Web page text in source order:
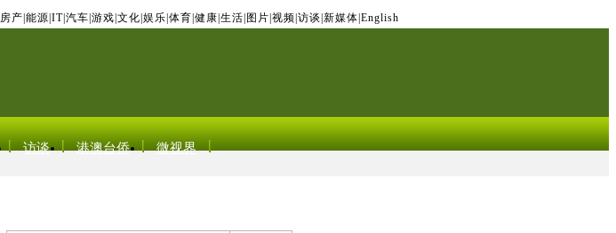
房产 能源 IT| 汽车 游戏 文化 娱乐 体育 健康 生活 图片 视频 访谈 新媒体 English
访谈 港澳台侨 微视界